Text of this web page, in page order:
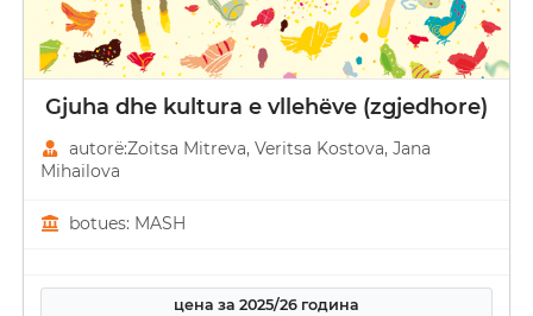
Gjuha dhe kultura e vllehëve (zgjedhore)
autorë:Zoitsa Mitreva, Veritsa Kostova, Јana
Mihailova
botues: MASH
цена за 2025/26 година